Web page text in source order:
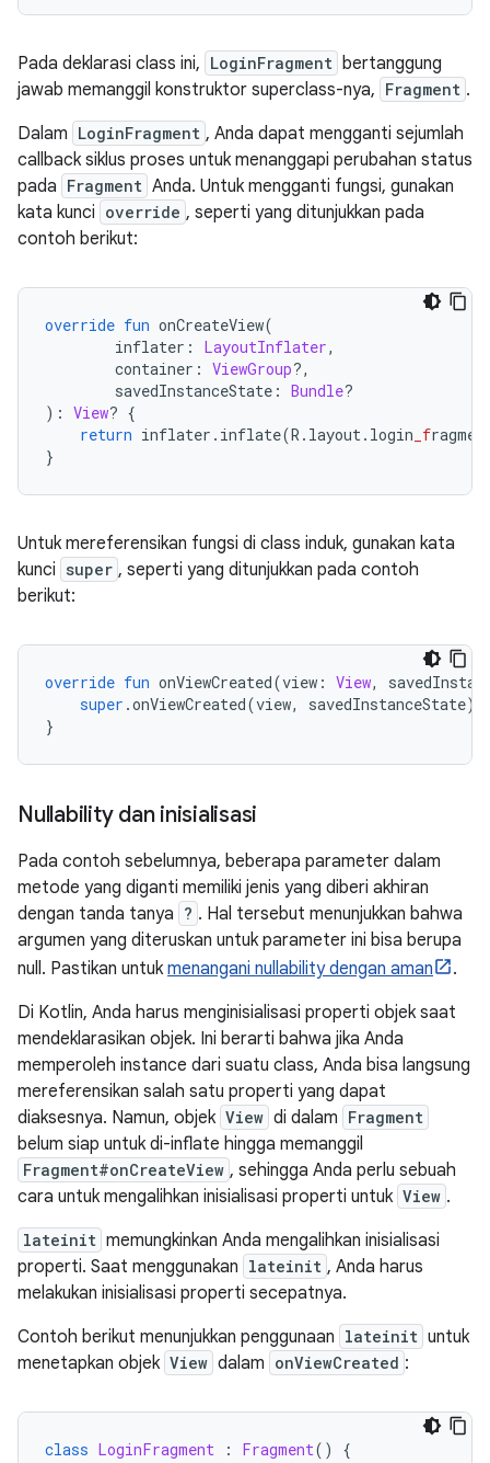
Pada deklarasi class ini, LoginFragment bertanggung
jawab memanggil konstruktor superclass-nya, Fragment .
Dalam LoginFragment , Anda dapat mengganti sejumlah
callback siklus proses untuk menanggapi perubahan status
pada Fragment Anda. Untuk mengganti fungsi, gunakan
kata kunci override , seperti yang ditunjukkan pada
contoh berikut:
override fun onCreateView(
inflater : LayoutInflater,
container : ViewGroup?,
savedInstanceState : Bundle?
): View? {
return inflater . inflate(R . layout. login _f
}
Untuk mereferensikan fungsi di class induk, gunakan kata
kunci super , seperti yang ditunjukkan pada contoh
berikut:
override fun onViewCreated(view : View,
super .onViewCreated(view, savedInstanceState)
}
Nullability dan inisialisasi
Pada contoh sebelumnya, beberapa parameter dalam
metode yang diganti memiliki jenis yang diberi akhiran
dengan tanda tanya ? . Hal tersebut menunjukkan bahwa
argumen yang diteruskan untuk parameter ini bisa berupa
null. Pastikan untuk menangani nullability dengan aman
.
Di Kotlin, Anda harus menginisialisasi properti objek saat
mendeklarasikan objek. Ini berarti bahwa jika Anda
memperoleh instance dari suatu class, Anda bisa langsung
mereferensikan salah satu properti yang dapat
diaksesnya. Namun, objek View di dalam Fragment
belum siap untuk di-inflate hingga memanggil
Fragment#onCreateView , sehingga Anda perlu sebuah
cara untuk mengalihkan inisialisasi properti untuk View .
lateinit memungkinkan Anda mengalihkan inisialisasi
properti. Saat menggunakan lateinit , Anda harus
melakukan inisialisasi properti secepatnya.
Contoh berikut menunjukkan penggunaan lateinit untuk
menetapkan objek View dalam onViewCreated :
class LoginFragment : Fragment() {